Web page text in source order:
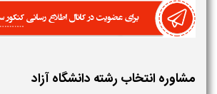
مشاوره انتخاب رشته دانشگاه آزاد